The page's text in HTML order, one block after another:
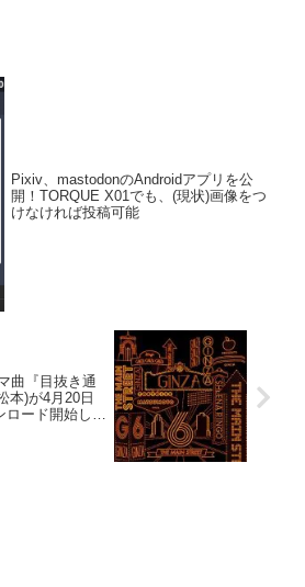
Pixiv、mastodonのAndroidアプリを公
開！TORQUE X01でも、(現状)画像をつ
けなければ投稿可能
曲『目抜き通
本)が4月20日
ロード開始して